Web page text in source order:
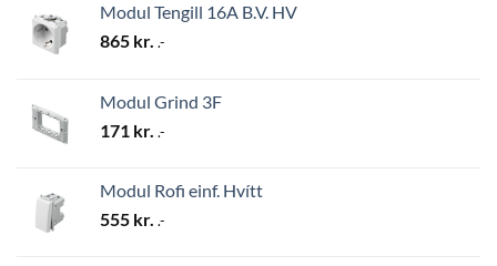
Modul Tengill 16A B.V. HV
865 kr. .-
Modul Grind 3F
171 kr. .-
Modul Rofi einf. Hvítt
555 kr. .-